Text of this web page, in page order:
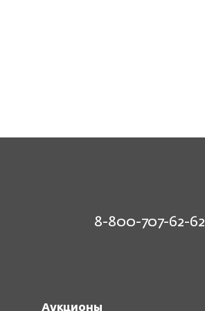
8-800-707-62-62
Аукционы